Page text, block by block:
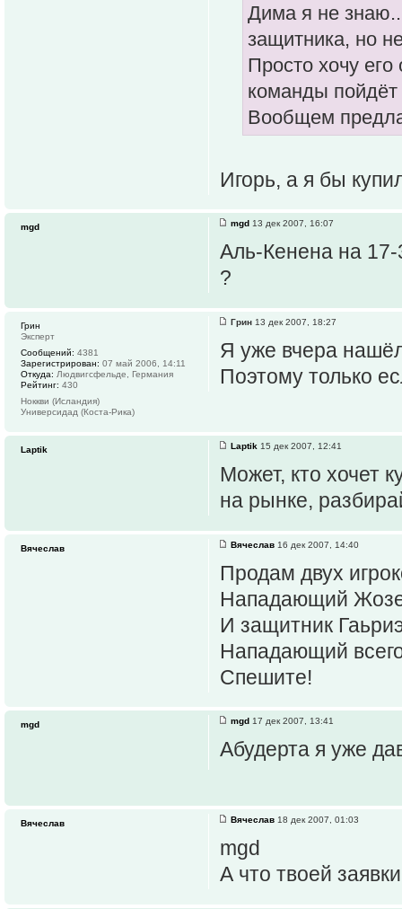
Дима я не
защитника, но
Просто хочу
команды
Вообщем
Игорь, а я бы
mgd 13 дек 2007, 16:07
Аль-Кенена на 17-
?
mgd
Грин 13 дек 2007, 18:27
Я уже вчера
Поэтому только
Грин
Эксперт
Сообщений: 4381
Зарегистрирован: 07 май 2006, 14:11
Откуда: Людвигсфельде, Германия
Рейтинг: 430
Ноккви (Исландия)
Универсидад (Коста-Рика)
Laptik 15 дек 2007, 12:41
Может, кто хочет
на рынке,
Laptik
Вячеслав 16 дек 2007, 14:40
Продам двух
Нападающий
И защитник
Нападающий
Спешите!
Вячеслав
mgd 17 дек 2007, 13:41
Абудерта я уже
mgd
Вячеслав 18 дек 2007, 01:03
mgd
А что твоей
Вячеслав